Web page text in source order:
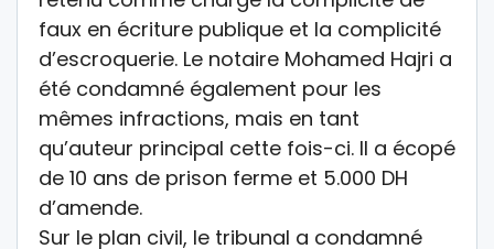
faux en écriture publique et la complicité
d’escroquerie. Le notaire Mohamed Hajri a
été condamné également pour les
mêmes infractions, mais en tant
qu’auteur principal cette fois-ci. Il a écopé
de 10 ans de prison ferme et 5.000 DH
d’amende.
Sur le plan civil, le tribunal a condamné